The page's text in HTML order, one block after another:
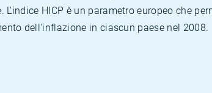
HICP è un parametro europeo che
dell'inflazione in ciascun paese nel 2008.